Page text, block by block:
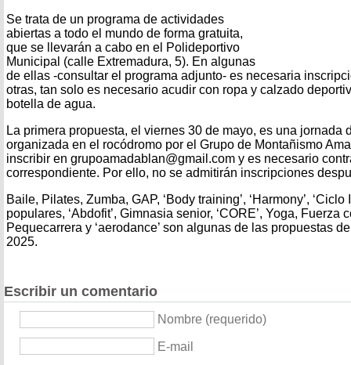
Se trata de un programa de actividades
abiertas a todo el mundo de forma gratuita,
que se llevarán a cabo en el Polideportivo
Municipal (calle Extremadura, 5). En algunas
de ellas -consultar el programa adjunto- es necesaria
otras, tan solo es necesario acudir con ropa y calzado
botella de agua.
La primera propuesta, el viernes 30 de mayo, es una jornada
organizada en el rocódromo por el Grupo de Montañismo
inscribir en grupoamadablan@gmail.com y es necesario
correspondiente. Por ello, no se admitirán inscripciones
Baile, Pilates, Zumba, GAP, ‘Body training’, ‘Harmony’,
populares, ‘Abdofit’, Gimnasia senior, ‘CORE’, Yoga, Fuerza
Pequecarrera y ‘aerodance’ son algunas de las propuestas
2025.
Escribir un comentario
Nombre (requerido)
E-mail